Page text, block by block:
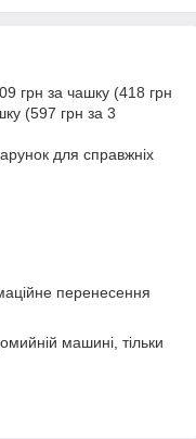
грн за чашку (418 грн
(597 грн за 3
для справжніх
перенесення
машині, тільки